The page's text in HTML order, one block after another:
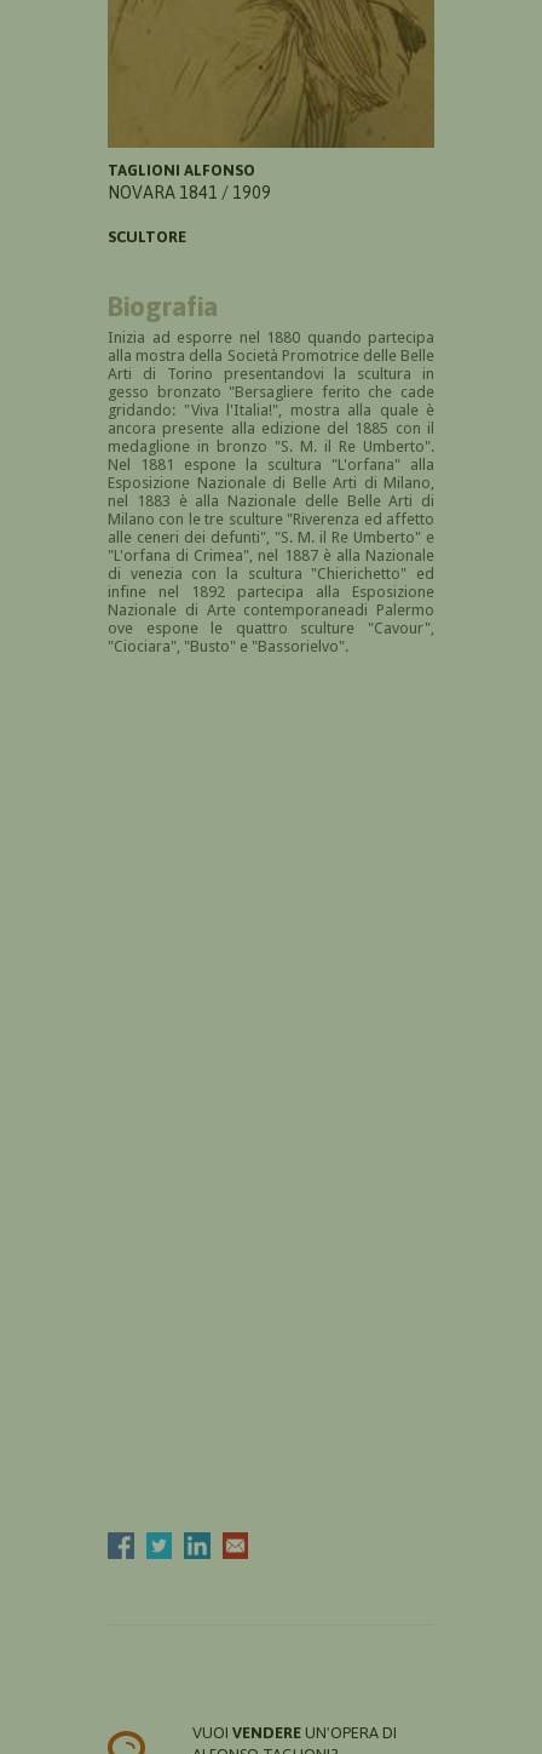
TAGLIONI ALFONSO
NOVARA 1841 / 1909
SCULTORE
Biografia
Inizia ad esporre nel 1880 quando partecipa
alla mostra della Società Promotrice delle Belle
Arti di Torino presentandovi la scultura in
gesso bronzato "Bersagliere ferito che cade
gridando: "Viva l'Italia!", mostra alla quale è
ancora presente alla edizione del 1885 con il
medaglione in bronzo "S. M. il Re Umberto".
Nel 1881 espone la scultura "L'orfana" alla
Esposizione Nazionale di Belle Arti di Milano,
nel 1883 è alla Nazionale delle Belle Arti di
Milano con le tre sculture "Riverenza ed affetto
alle ceneri dei defunti", "S. M. il Re Umberto" e
"L'orfana di Crimea", nel 1887 è alla Nazionale
di venezia con la scultura "Chierichetto" ed
infine nel 1892 partecipa alla Esposizione
Nazionale di Arte contemporaneadi Palermo
ove espone le quattro sculture "Cavour",
"Ciociara", "Busto" e "Bassorielvo".
VUOI VENDERE UN'OPERA DI